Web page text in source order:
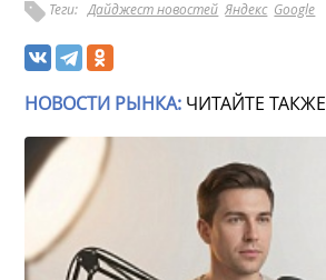
Теги: Дайджест новостей Яндекс Google
НОВОСТИ РЫНКА: ЧИТАЙТЕ ТАКЖЕ